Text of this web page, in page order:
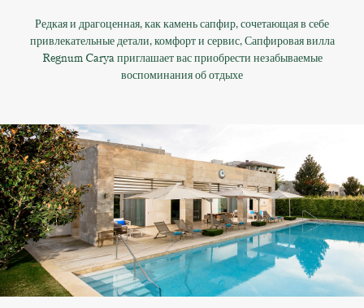
Редкая и драгоценная, как камень сапфир, сочетающая в себе
привлекательные детали, комфорт и сервис, Сапфировая вилла
Regnum Carya приглашает вас приобрести незабываемые
воспоминания об отдыхе